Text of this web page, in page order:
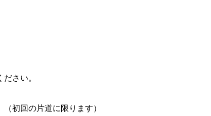
さい。
初回の片道に限ります）